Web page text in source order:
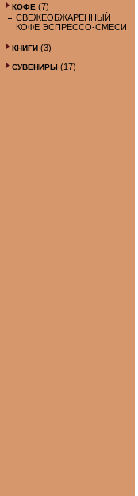
КОФЕ (7)
СВЕЖЕОБЖАРЕННЫЙ
КОФЕ ЭСПРЕССО-СМЕСИ
КНИГИ (3)
СУВЕНИРЫ (17)